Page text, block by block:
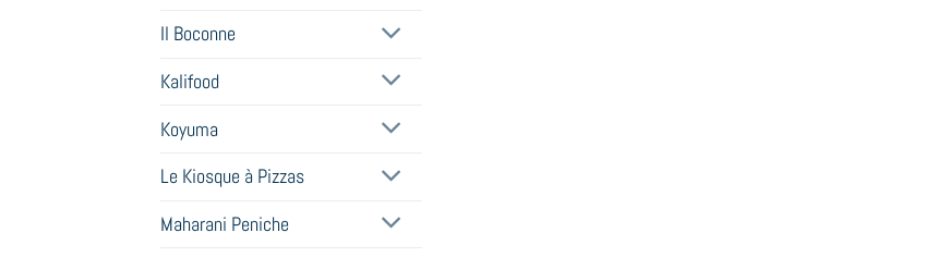
Il Boconne
Kalifood
Koyuma
Le Kiosque à Pizzas
Maharani Peniche